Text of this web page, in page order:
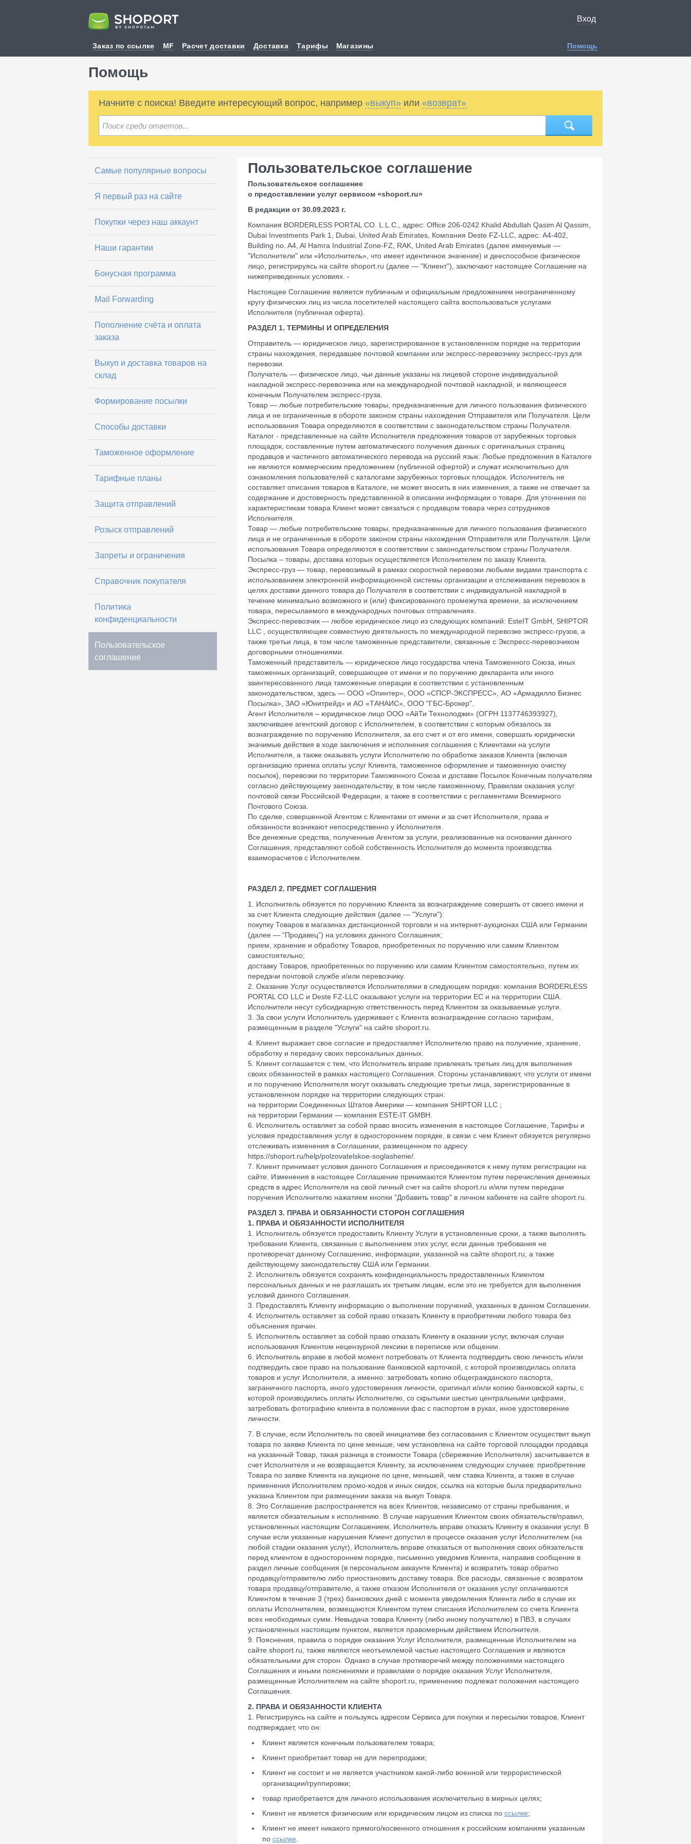
Вход
Помощь
Заказ по ссылке MF Расчет доставки Доставка Тарифы Магазины
Помощь
Начните с поиска! Введите интересующий вопрос, например «выкуп» или «возврат»
Самые популярные вопросы
Я первый раз на сайте
Покупки через наш аккаунт
Наши гарантии
Бонусная программа
Mail Forwarding
Пополнение счёта и оплата
заказа
Выкуп и доставка товаров на
склад
Формирование посылки
Способы доставки
Таможенное оформление
Тарифные планы
Защита отправлений
Розыск отправлений
Запреты и ограничения
Справочник покупателя
Политика
конфиденциальности
Пользовательское
соглашение
Пользовательское соглашение
Пользовательское соглашение
о предоставлении услуг сервисом «shoport.ru»
В редакции от 30.09.2023 г.
Компания BORDERLESS PORTAL CO. L.L.C., адрес: Office 206-0242 Khalid Abdullah Qasim Al Qassim,
Dubai Investments Park 1, Dubai, United Arab Emirates, Компания Deste FZ-LLC, адрес: A4-402,
Building no. A4, Al Hamra Industrial Zone-FZ, RAK, United Arab Emirates (далее именуемые —
"Исполнители" или «Исполнитель», что имеет идентичное значение) и дееспособное физическое
лицо, регистрируясь на сайте shoport.ru (далее — "Клиент"), заключают настоящее Соглашение на
нижеприведенных условиях. -
Настоящее Соглашение является публичным и официальным предложением неограниченному
кругу физических лиц из числа посетителей настоящего сайта воспользоваться услугами
Исполнителя (публичная оферта).
РАЗДЕЛ 1. ТЕРМИНЫ И ОПРЕДЕЛЕНИЯ
Отправитель — юридическое лицо, зарегистрированное в установленном порядке на территории
страны нахождения, передавшее почтовой компании или экспресс-перевозчику экспресс-груз для
перевозки.
Получатель — физическое лицо, чьи данные указаны на лицевой стороне индивидуальной
накладной экспресс-перевозчика или на международной почтовой накладной, и являющееся
конечным Получателем экспресс-груза.
Товар — любые потребительские товары, предназначенные для личного пользования физического
лица и не ограниченные в обороте законом страны нахождения Отправителя или Получателя. Цели
использования Товара определяются в соответствии с законодательством страны Получателя.
Каталог - представленные на сайте Исполнителя предложения товаров от зарубежных торговых
площадок, составленные путем автоматического получения данных с оригинальных страниц
продавцов и частичного автоматического перевода на русский язык. Любые предложения в Каталоге
не являются коммерческим предложением (публичной офертой) и служат исключительно для
ознакомления пользователей с каталогами зарубежных торговых площадок. Исполнитель не
составляет описания товаров в Каталоге, не может вносить в них изменения, а также не отвечает за
содержание и достоверность представленной в описании информации о товаре. Для уточнения по
характеристикам товара Клиент может связаться с продавцом товара через сотрудников
Исполнителя.
Товар — любые потребительские товары, предназначенные для личного пользования физического
лица и не ограниченные в обороте законом страны нахождения Отправителя или Получателя. Цели
использования Товара определяются в соответствии с законодательством страны Получателя.
Посылка – товары, доставка которых осуществляется Исполнителем по заказу Клиента.
Экспресс-груз — товар, перевозимый в рамках скоростной перевозки любыми видами транспорта с
использованием электронной информационной системы организации и отслеживания перевозок в
целях доставки данного товара до Получателя в соответствии с индивидуальной накладной в
течение минимально возможного и (или) фиксированного промежутка времени, за исключением
товара, пересылаемого в международных почтовых отправлениях.
Экспресс-перевозчик — любое юридическое лицо из следующих компаний: EsteIT GmbH, SHIPTOR
LLC , осуществляющее совместную деятельность по международной перевозке экспресс-грузов, а
также третьи лица, в том числе таможенные представители, связанные с Экспресс-перевозчиком
договорными отношениями.
Таможенный представитель — юридическое лицо государства члена Таможенного Союза, иных
таможенных организаций, совершающее от имени и по поручению декларанта или иного
заинтересованного лица таможенные операции в соответствии с установленным
законодательством, здесь — ООО «Опинтер», ООО «СПСР-ЭКСПРЕСС», АО «Армадилло Бизнес
Посылка», ЗАО «Юнитрейд» и АО «ТАНАИС», ООО "ГБС-Брокер".
Агент Исполнителя – юридическое лицо ООО «АйТи Технолоджи» (ОГРН 1137746393927),
заключившее агентский договор с Исполнителем, в соответствии с которым обязалось за
вознаграждение по поручению Исполнителя, за его счет и от его имени, совершать юридически
значимые действия в ходе заключения и исполнения соглашения с Клиентами на услуги
Исполнителя, а также оказывать услуги Исполнителю по обработке заказов Клиента (включая
организацию приема оплаты услуг Клиента, таможенное оформление и таможенную очистку
посылок), перевозки по территории Таможенного Союза и доставке Посылок Конечным получателям
согласно действующему законодательству, в том числе таможенному, Правилам оказания услуг
почтовой связи Российской Федерации, а также в соответствии с регламентами Всемирного
Почтового Союза.
По сделке, совершенной Агентом с Клиентами от имени и за счет Исполнителя, права и
обязанности возникают непосредственно у Исполнителя.
Все денежные средства, полученные Агентом за услуги, реализованные на основании данного
Соглашения, представляют собой собственность Исполнителя до момента производства
взаиморасчетов с Исполнителем.
РАЗДЕЛ 2. ПРЕДМЕТ СОГЛАШЕНИЯ
1. Исполнитель обязуется по поручению Клиента за вознаграждение совершить от своего имени и
за счет Клиента следующие действия (далее — "Услуги"):
покупку Товаров в магазинах дистанционной торговли и на интернет-аукционах США или Германии
(далее — “Продавец”) на условиях данного Соглашения;
прием, хранение и обработку Товаров, приобретенных по поручению или самим Клиентом
самостоятельно;
доставку Товаров, приобретенных по поручению или самим Клиентом самостоятельно, путем их
передачи почтовой службе и/или перевозчику.
2. Оказание Услуг осуществляется Исполнителями в следующем порядке: компания BORDERLESS
PORTAL CO LLC и Deste FZ-LLC оказывают услуги на территории ЕС и на территории США.
Исполнители несут субсидиарную ответственность перед Клиентом за оказываемые услуги.
3. За свои услуги Исполнитель удерживает с Клиента вознаграждение согласно тарифам,
размещенным в разделе "Услуги" на сайте shoport.ru.
4. Клиент выражает свое согласие и предоставляет Исполнителю право на получение, хранение,
обработку и передачу своих персональных данных.
5. Клиент соглашается с тем, что Исполнитель вправе привлекать третьих лиц для выполнения
своих обязанностей в рамках настоящего Соглашения. Стороны устанавливают, что услуги от имени
и по поручению Исполнителя могут оказывать следующие третьи лица, зарегистрированные в
установленном порядке на территории следующих стран:
на территории Соединенных Штатов Америки — компания SHIPTOR LLC ;
на территории Германии — компания ESTE-IT GMBH.
6. Исполнитель оставляет за собой право вносить изменения в настоящее Соглашение, Тарифы и
условия предоставления услуг в одностороннем порядке, в связи с чем Клиент обязуется регулярно
отслеживать изменения в Соглашении, размещенном по адресу
https://shoport.ru/help/polzovatelskoe-soglashenie/.
7. Клиент принимает условия данного Соглашения и присоединяется к нему путем регистрации на
сайте. Изменения в настоящее Соглашение принимаются Клиентом путем перечисления денежных
средств в адрес Исполнителя на свой личный счет на сайте shoport.ru и/или путем передачи
поручения Исполнителю нажатием кнопки "Добавить товар" в личном кабинете на сайте shoport.ru.
РАЗДЕЛ 3. ПРАВА И ОБЯЗАННОСТИ СТОРОН СОГЛАШЕНИЯ
1. ПРАВА И ОБЯЗАННОСТИ ИСПОЛНИТЕЛЯ
1. Исполнитель обязуется предоставить Клиенту Услуги в установленные сроки, а также выполнять
требования Клиента, связанные с выполнением этих услуг, если данные требования не
противоречат данному Соглашению, информации, указанной на сайте shoport.ru, а также
действующему законодательству США или Германии.
2. Исполнитель обязуется сохранять конфиденциальность предоставленных Клиентом
персональных данных и не разглашать их третьим лицам, если это не требуется для выполнения
условий данного Соглашения.
3. Предоставлять Клиенту информацию о выполнении поручений, указанных в данном Соглашении.
4. Исполнитель оставляет за собой право отказать Клиенту в приобретении любого товара без
объяснения причин.
5. Исполнитель оставляет за собой право отказать Клиенту в оказании услуг, включая случаи
использования Клиентом нецензурной лексики в переписке или общении.
6. Исполнитель вправе в любой момент потребовать от Клиента подтвердить свою личность и/или
подтвердить свое право на пользование банковской карточкой, с которой производилась оплата
товаров и услуг Исполнителя, а именно: затребовать копию общегражданского паспорта,
заграничного паспорта, иного удостоверения личности, оригинал и/или копию банковской карты, с
которой производились оплаты Исполнителю, со скрытыми шестью центральными цифрами,
затребовать фотографию клиента в положении фас с паспортом в руках, иное удостоверение
личности.
7. В случае, если Исполнитель по своей инициативе без согласования с Клиентом осуществит выкуп
товара по заявке Клиента по цене меньше, чем установлена на сайте торговой площадки продавца
на указанный Товар, такая разница в стоимости Товара (сбережение Исполнителя) засчитывается в
счет Исполнителя и не возвращается Клиенту, за исключением следующих случаев: приобретение
Товара по заявке Клиента на аукционе по цене, меньшей, чем ставка Клиента, а также в случае
применения Исполнителем промо-кодов и иных скидок, ссылка на которые была предварительно
указана Клиентом при размещении заказа на выкуп Товара.
8. Это Соглашение распространяется на всех Клиентов, независимо от страны пребывания, и
является обязательным к исполнению. В случае нарушения Клиентом своих обязательств/правил,
установленных настоящим Соглашением, Исполнитель вправе отказать Клиенту в оказании услуг. В
случае если указанные нарушения Клиент допустил в процессе оказания услуг Исполнителем (на
любой стадии оказания услуг), Исполнитель вправе отказаться от выполнения своих обязательств
перед клиентом в одностороннем порядке, письменно уведомив Клиента, направив сообщение в
раздел личные сообщения (в персональном аккаунте Клиента) и возвратить товар обратно
продавцу/отправителю либо приостановить доставку товара. Все расходы, связанные с возвратом
товара продавцу/отправителю, а также отказом Исполнителя от оказания услуг оплачиваются
Клиентом в течение 3 (трех) банковских дней с момента уведомления Клиента либо в случае их
оплаты Исполнителем, возмещаются Клиентом путем списания Исполнителем со счета Клиента
всех необходимых сумм. Невыдача товара Клиенту (либо иному получателю) в ПВЗ, в случаях
установленных настоящим пунктом, является правомерным действием Исполнителя.
9. Пояснения, правила о порядке оказания Услуг Исполнителя, размещенные Исполнителем на
сайте shoport.ru, также являются неотъемлемой частью настоящего Соглашения и являются
обязательными для сторон. Однако в случае противоречий между положениями настоящего
Соглашения и иными пояснениями и правилами о порядке оказания Услуг Исполнителя,
размещенные Исполнителем на сайте shoport.ru, применению подлежат положения настоящего
Соглашения.
2. ПРАВА И ОБЯЗАННОСТИ КЛИЕНТА
1. Регистрируясь на сайте и пользуясь адресом Сервиса для покупки и пересылки товаров, Клиент
подтверждает, что он:
Клиент является конечным пользователем товара;
Клиент приобретает товар не для перепродажи;
Клиент не состоит и не является участником какой-либо военной или террористической
организации/группировки;
товар приобретается для личного использования исключительно в мирных целях;
Клиент не является физическим или юридическим лицом из списка по ссылке;
Клиент не имеет никакого прямого/косвенного отношения к российским компаниям указанным
по ссылке